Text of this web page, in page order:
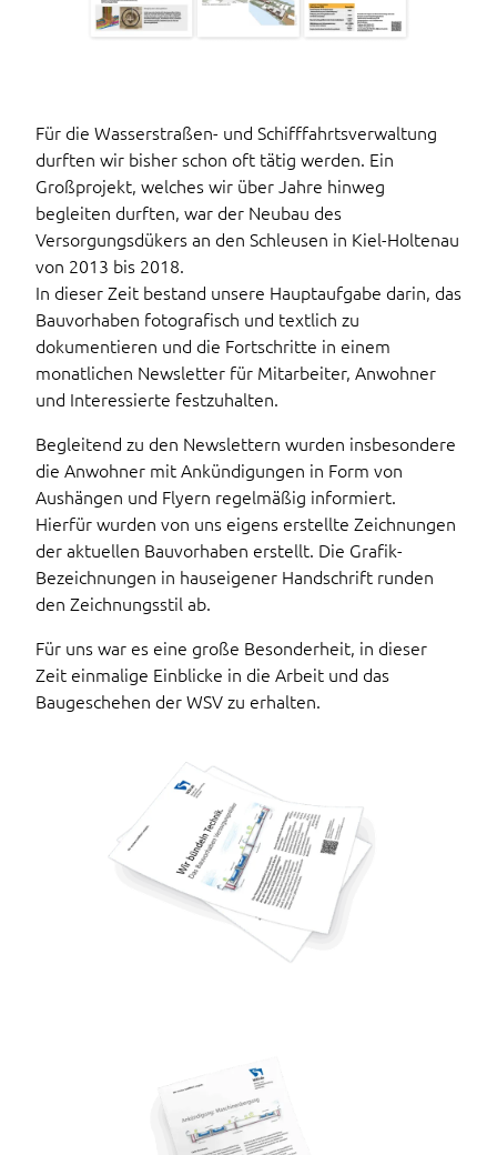
Für die Wasserstraßen- und Schifffahrtsverwaltung
durften wir bisher schon oft tätig werden. Ein
Großprojekt, welches wir über Jahre hinweg
begleiten durften, war der Neubau des
Versorgungsdükers an den Schleusen in Kiel-Holtenau
von 2013 bis 2018.
In dieser Zeit bestand unsere Hauptaufgabe darin, das
Bauvorhaben fotografisch und textlich zu
dokumentieren und die Fortschritte in einem
monatlichen Newsletter für Mitarbeiter, Anwohner
und Interessierte festzuhalten.
Begleitend zu den Newslettern wurden insbesondere
die Anwohner mit Ankündigungen in Form von
Aushängen und Flyern regelmäßig informiert.
Hierfür wurden von uns eigens erstellte Zeichnungen
der aktuellen Bauvorhaben erstellt. Die Grafik-
Bezeichnungen in hauseigener Handschrift runden
den Zeichnungsstil ab.
Für uns war es eine große Besonderheit, in dieser
Zeit einmalige Einblicke in die Arbeit und das
Baugeschehen der WSV zu erhalten.